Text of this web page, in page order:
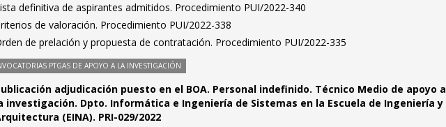
definitiva de aspirantes admitidos. Procedimiento PUI/2022-340
de valoración. Procedimiento PUI/2022-338
de prelación y propuesta de contratación. Procedimiento PUI/2022-335
PTGAS DE APOYO A LA INVESTIGACIÓN
adjudicación puesto en el BOA. Personal indefinido. Técnico Medio de apoyo a
investigación. Dpto. Informática e Ingeniería de Sistemas en la Escuela de Ingeniería y
(EINA). PRI-029/2022